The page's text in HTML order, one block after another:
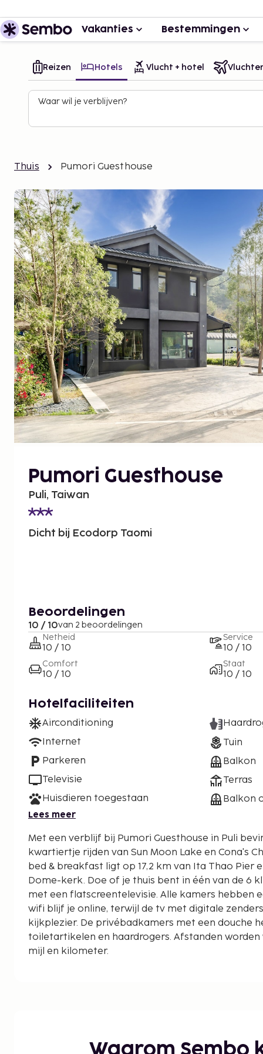
Vakanties Bestemmingen
Reizen Hotels Vlucht + hotel
Waar wil je verblijven?
Thuis Pumori Guesthouse
Pumori Guesthouse
Puli, Taiwan
Dicht bij Ecodorp Taomi
Beoordelingen
10 / 10van 2 beoordelingen
Netheid
10 / 10
Comfort
10 / 10
Service
10 / 10
Staat
10 / 10
Hotelfaciliteiten
Airconditioning
Internet
Parkeren
Televisie
Huisdieren toegestaan
Tuin
Balkon
Terras
Balkon
Lees meer
Met een verblijf bij Pumori Guesthouse in Puli
kwartiertje rijden van Sun Moon Lake en Cona's
bed & breakfast ligt op 17,2 km van Ita Thao Pier
Dome-kerk. Doe of je thuis bent in één van de 6
met een flatscreentelevisie. Alle kamers hebben
wifi blijf je online, terwijl de tv met digitale
kijkplezier. De privébadkamers met een douche
toiletartikelen en haardrogers. Afstanden worden
mijl en kilometer.
Beeldenpark van het Nieuwe Tijdperk - 4 km